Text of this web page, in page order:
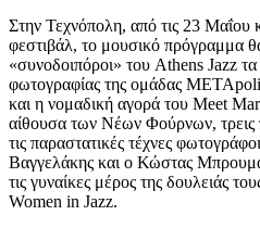
Στην Τεχνόπολη, από τις 23 Μαΐου
φεστιβάλ, το μουσικό πρόγραμμα
«συνοδοιπόροι» του Athens Jazz
φωτογραφίας της ομάδας
και η νομαδική αγορά του Meet
αίθουσα των Νέων Φούρνων, τρεις
τις παραστατικές τέχνες
Βαγγελάκης και ο Κώστας
τις γυναίκες μέρος της δουλειάς
Women in Jazz.